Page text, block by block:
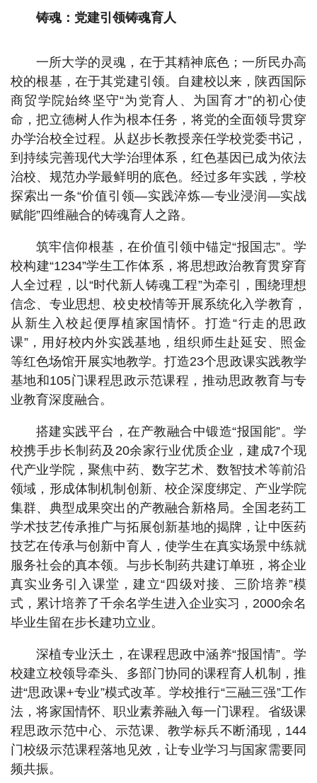
铸魂：党建引领铸魂育人
一所大学的灵魂，在于其精神底色；一所民办高
校的根基，在于其党建引领。自建校以来，陕西国际
商贸学院始终坚守“为党育人、为国育才”的初心使
命，把立德树人作为根本任务，将党的全面领导贯穿
办学治校全过程。从赵步长教授亲任学校党委书记，
到持续完善现代大学治理体系，红色基因已成为依法
治校、规范办学最鲜明的底色。经过多年实践，学校
探索出一条“价值引领—实践淬炼—专业浸润—实战
赋能”四维融合的铸魂育人之路。
筑牢信仰根基，在价值引领中锚定“报国志”。学
校构建“1234”学生工作体系，将思想政治教育贯穿育
人全过程，以“时代新人铸魂工程”为牵引，围绕理想
信念、专业思想、校史校情等开展系统化入学教育，
从新生入校起便厚植家国情怀。打造“行走的思政
课”，用好校内外实践基地，组织师生赴延安、照金
等红色场馆开展实地教学。打造23个思政课实践教学
基地和105门课程思政示范课程，推动思政教育与专
业教育深度融合。
搭建实践平台，在产教融合中锻造“报国能”。学
校携手步长制药及20余家行业优质企业，建成7个现
代产业学院，聚焦中药、数字艺术、数智技术等前沿
领域，形成体制机制创新、校企深度绑定、产业学院
集群、典型成果突出的产教融合新格局。全国老药工
学术技艺传承推广与拓展创新基地的揭牌，让中医药
技艺在传承与创新中育人，使学生在真实场景中练就
服务社会的真本领。与步长制药共建订单班，将企业
真实业务引入课堂，建立“四级对接、三阶培养”模
式，累计培养了千余名学生进入企业实习，2000余名
毕业生留在步长建功立业。
深植专业沃土，在课程思政中涵养“报国情”。学
校建立校领导牵头、多部门协同的课程育人机制，推
进“思政课+专业”模式改革。学校推行“三融三强”工作
法，将家国情怀、职业素养融入每一门课程。省级课
程思政示范中心、示范课、教学标兵不断涌现，144
门校级示范课程落地见效，让专业学习与国家需要同
频共振。